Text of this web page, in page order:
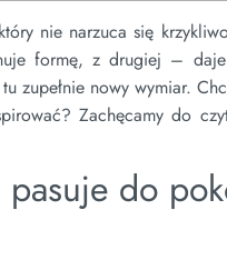
nie narzuca się
formę, z drugiej –
zupełnie nowy wymiar.
Zachęcamy do
do